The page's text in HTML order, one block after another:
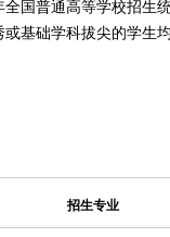
国普通高等学校招生
基础学科拔尖的学生
招生专业